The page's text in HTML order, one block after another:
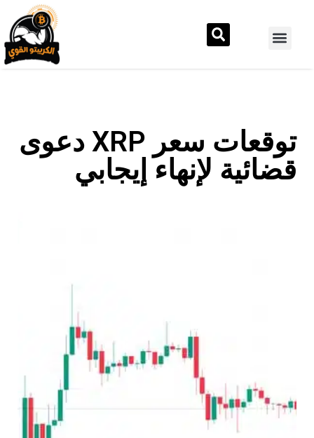
توقعات سعر XRP دعوى
قضائية لإنهاء إيجابي